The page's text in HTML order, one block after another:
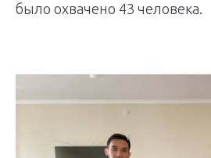
было охвачено 43 человека.